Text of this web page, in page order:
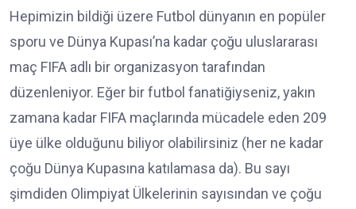
Hepimizin bildiği üzere Futbol dünyanın en popüler
sporu ve Dünya Kupası’na kadar çoğu uluslararası
maç FIFA adlı bir organizasyon tarafından
düzenleniyor. Eğer bir futbol fanatiğiyseniz, yakın
zamana kadar FIFA maçlarında mücadele eden 209
üye ülke olduğunu biliyor olabilirsiniz (her ne kadar
çoğu Dünya Kupasına katılamasa da). Bu sayı
şimdiden Olimpiyat Ülkelerinin sayısından ve çoğu